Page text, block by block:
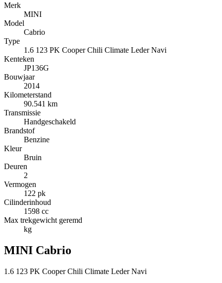
Merk
MINI
Model
Cabrio
Type
1.6 123 PK Cooper Chili Climate Leder Navi
Kenteken
JP136G
Bouwjaar
2014
Kilometerstand
90.541 km
Transmissie
Handgeschakeld
Brandstof
Benzine
Kleur
Bruin
Deuren
2
Vermogen
122 pk
Cilinderinhoud
1598 cc
Max trekgewicht geremd
kg
MINI Cabrio
1.6 123 PK Cooper Chili Climate Leder Navi